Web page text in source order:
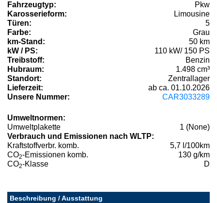
Fahrzeugtyp:
Pkw
Karosserieform:
Limousine
Türen:
5
Farbe:
Grau
km-Stand:
50 km
kW / PS:
110 kW/ 150 PS
Treibstoff:
Benzin
Hubraum:
1.498 cm³
Standort:
Zentrallager
Lieferzeit:
ab ca. 01.10.2026
Unsere Nummer:
CAR3033289
Umweltnormen:
Umweltplakette
1 (None)
Verbrauch und Emissionen nach WLTP:
Kraftstoffverbr. komb.
5,7 l/100km
CO2-Emissionen komb.
130 g/km
CO2-Klasse D
Beschreibung / Ausstattung